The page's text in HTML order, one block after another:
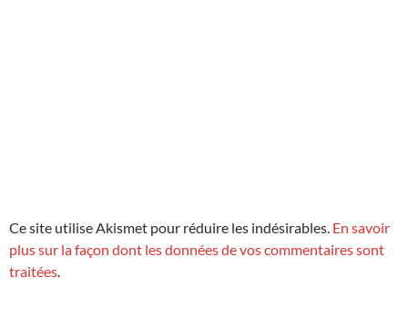
Ce site utilise Akismet pour réduire les indésirables. En savoir
plus sur la façon dont les données de vos commentaires sont
traitées.